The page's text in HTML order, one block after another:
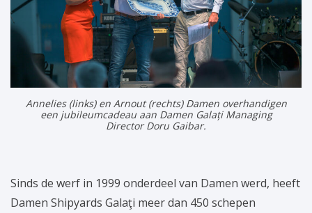
Annelies (links) en Arnout (rechts) Damen overhandigen
een jubileumcadeau aan Damen Galați Managing
Director Doru Gaibar.
Sinds de werf in 1999 onderdeel van Damen werd, heeft
Damen Shipyards Galaţi meer dan 450 schepen